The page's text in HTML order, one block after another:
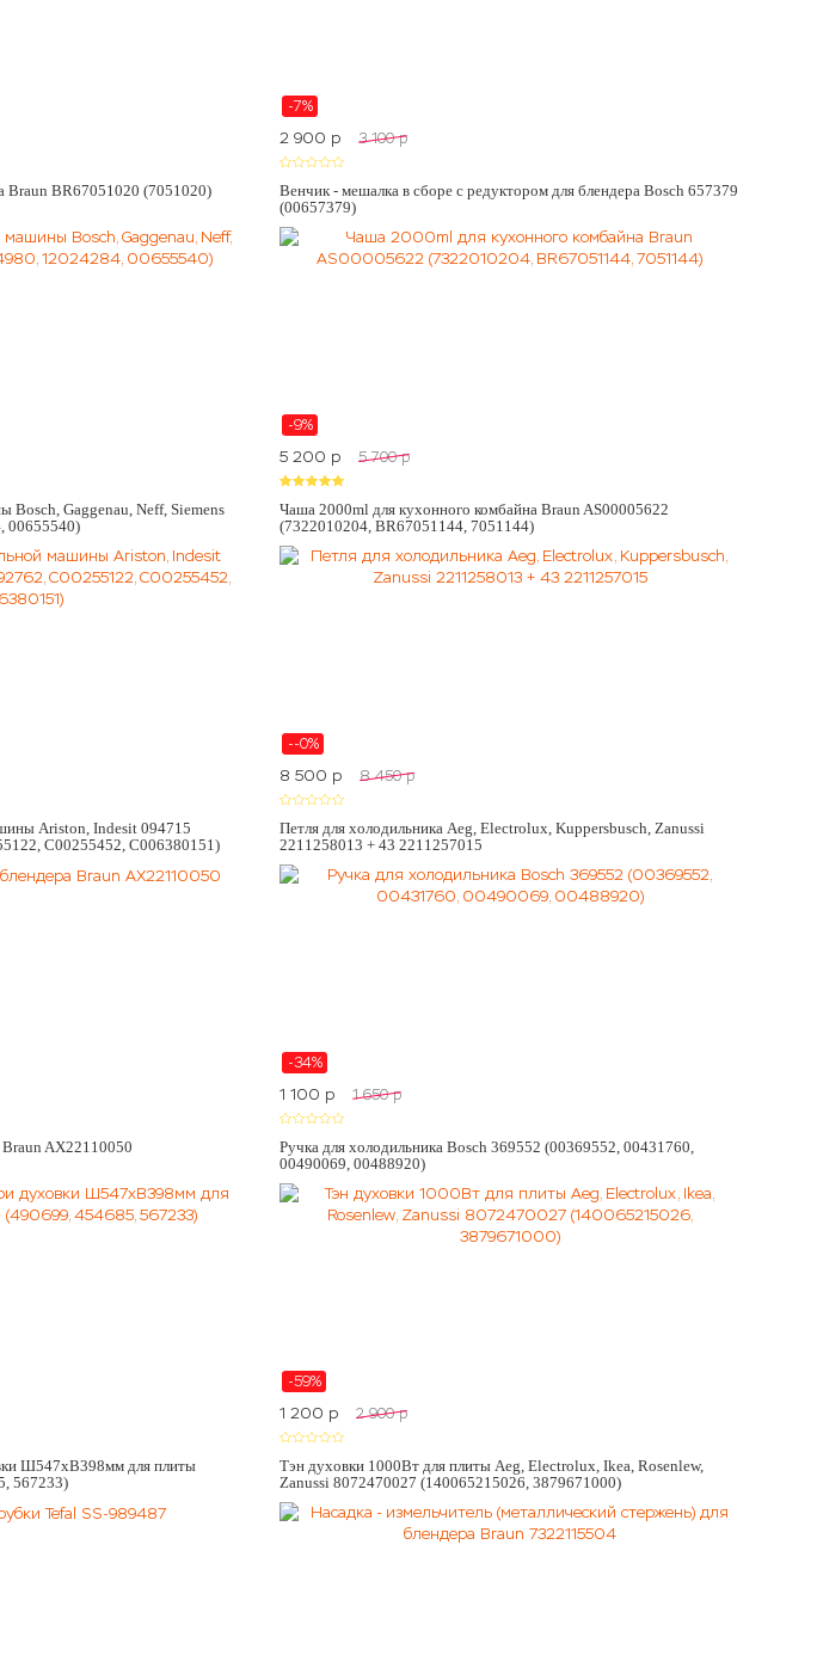
Braun BR67051020 (7051020)
-7%
2 900 p 3 100 p
Венчик - мешалка в сборе с редуктором для блендера Bosch 657379
(00657379)
Gaggenau, Neff, Siemens
00655540)
-9%
5 200 p 5 700 p
Чаша 2000ml для кухонного комбайна Braun AS00005622
(7322010204, BR67051144, 7051144)
Ariston, Indesit 094715
C00255452, C006380151)
--0%
8 500 p 8 450 p
Петля для холодильника Aeg, Electrolux, Kuppersbusch, Zanussi
2211258013 + 43 2211257015
AX22110050
-34%
1 100 p 1 650 p
Ручка для холодильника Bosch 369552 (00369552, 00431760,
00490069, 00488920)
Ш547хВ398мм для плиты
567233)
-59%
1 200 p 2 900 p
Тэн духовки 1000Вт для плиты Aeg, Electrolux, Ikea, Rosenlew,
Zanussi 8072470027 (140065215026, 3879671000)